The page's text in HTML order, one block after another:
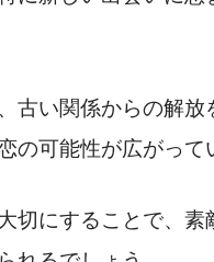
古い関係からの解放
の可能性が広がって
切にすることで、素